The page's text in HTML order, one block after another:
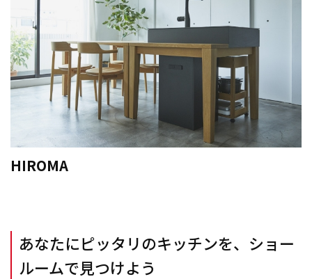
HIROMA
あなたにピッタリのキッチンを、ショー
ルームで見つけよう